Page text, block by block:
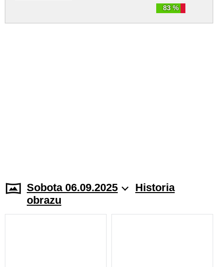
83 %
Sobota 06.09.2025
Historia
obrazu